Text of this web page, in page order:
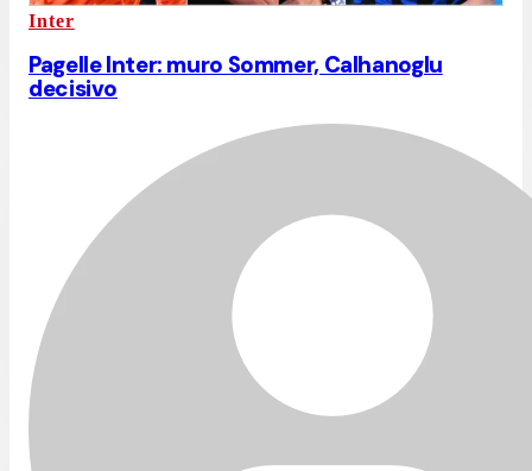
Inter
Pagelle Inter: muro Sommer, Calhanoglu
decisivo